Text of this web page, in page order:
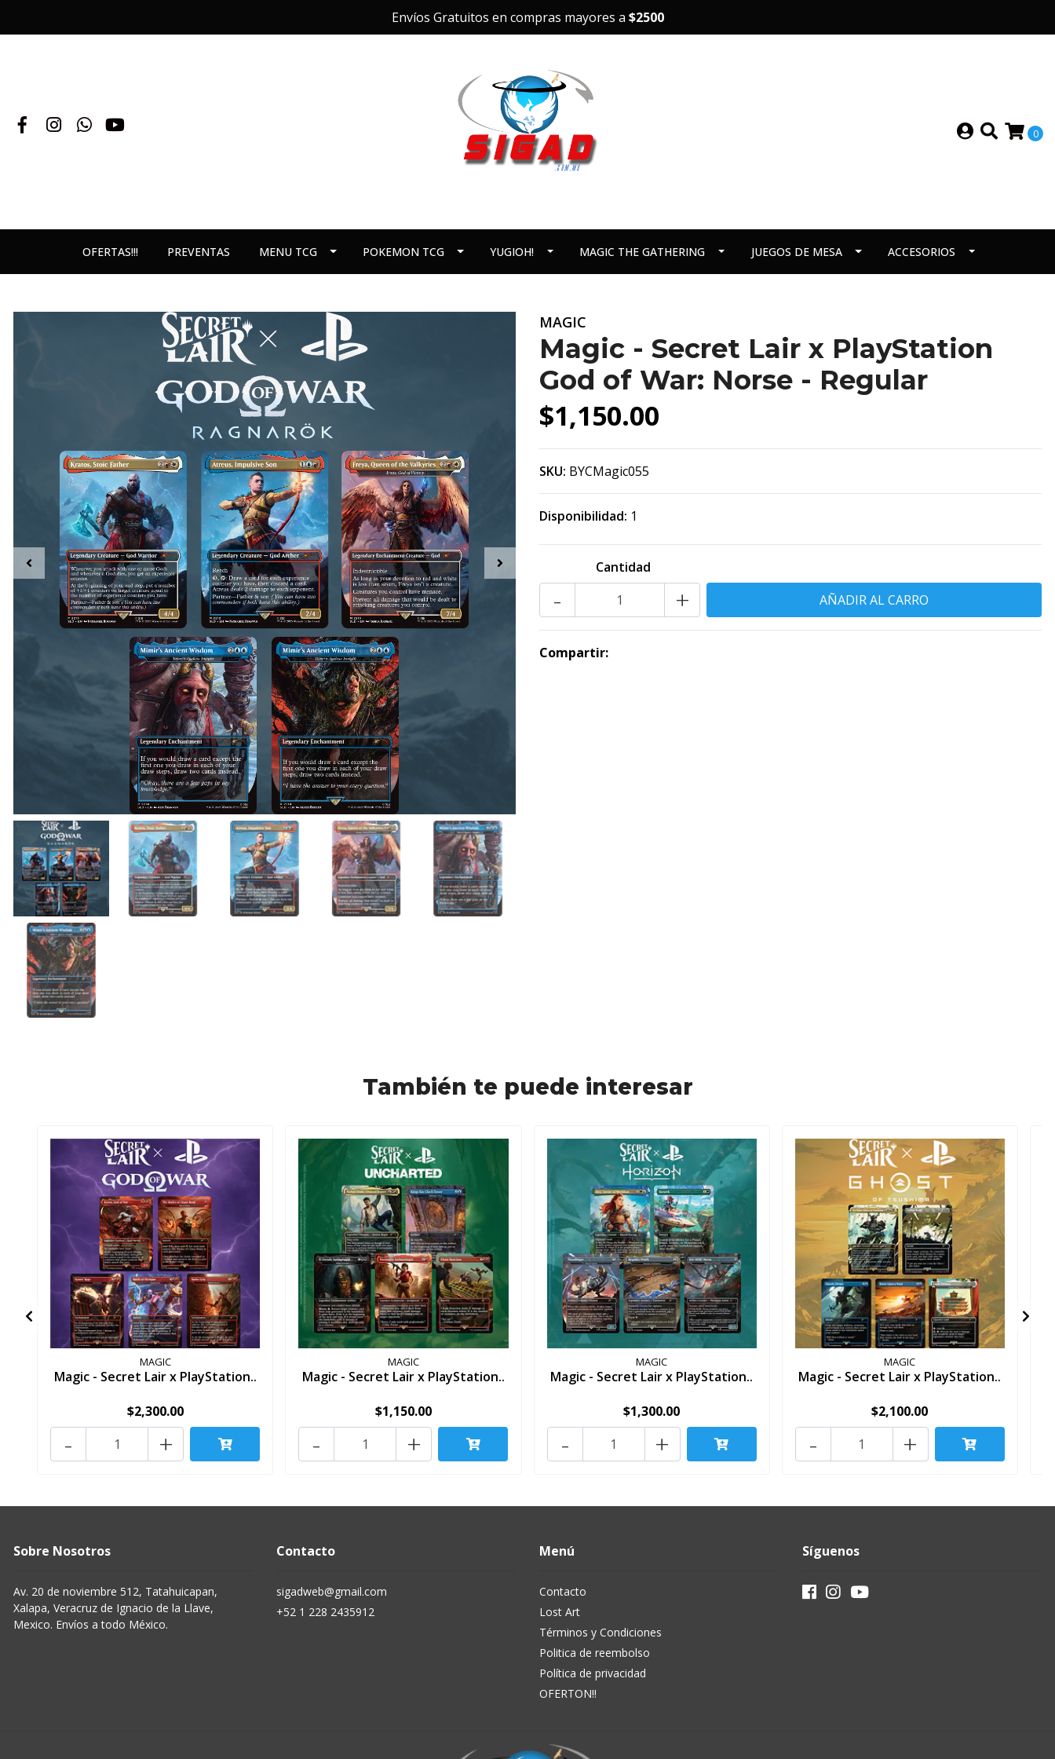
Envíos Gratuitos en compras mayores a $2500
0
OFERTAS!!! PREVENTAS MENU TCG POKEMON TCG YUGIOH! MAGIC THE GATHERING JUEGOS DE MESA ACCESORIOS
MAGIC
Magic - Secret Lair x PlayStation
God of War: Norse - Regular
$1,150.00
SKU: BYCMagic055
Disponibilidad: 1
Cantidad
+
-
Compartir:
También te puede interesar
MAGIC
Magic - Secret Lair x PlayStation..
$2,300.00
+
-
MAGIC
Magic - Secret Lair x PlayStation..
$1,150.00
+
-
MAGIC
Magic - Secret Lair x PlayStation..
$1,300.00
+
-
MAGIC
Magic - Secret Lair x PlayStation..
$2,100.00
+
-
Sobre Nosotros
Av. 20 de noviembre 512, Tatahuicapan,
Xalapa, Veracruz de Ignacio de la Llave,
Mexico. Envíos a todo México.
Contacto
sigadweb@gmail.com
+52 1 228 2435912
Menú
Contacto
Lost Art
Términos y Condiciones
Politica de reembolso
Política de privacidad
OFERTON!!
Síguenos